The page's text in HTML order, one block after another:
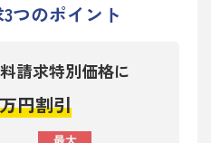
3つのポイント
請求特別価格に
円割引